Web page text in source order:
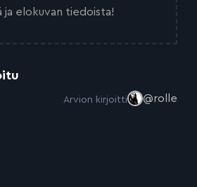
elokuvan tiedoista!
Arvion kirjoitti @rolle